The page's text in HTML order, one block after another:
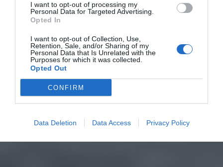
I want to opt-out of processing my
Personal Data for Targeted Advertising.
Opted In
I want to opt-out of Collection, Use,
Retention, Sale, and/or Sharing of my
Personal Data that Is Unrelated with the
Purposes for which it was collected.
Opted Out
CONFIRM
Data Deletion Data Access Privacy Policy